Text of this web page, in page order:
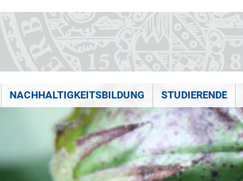
NACHHALTIGKEITSBILDUNG STUDIERENDE